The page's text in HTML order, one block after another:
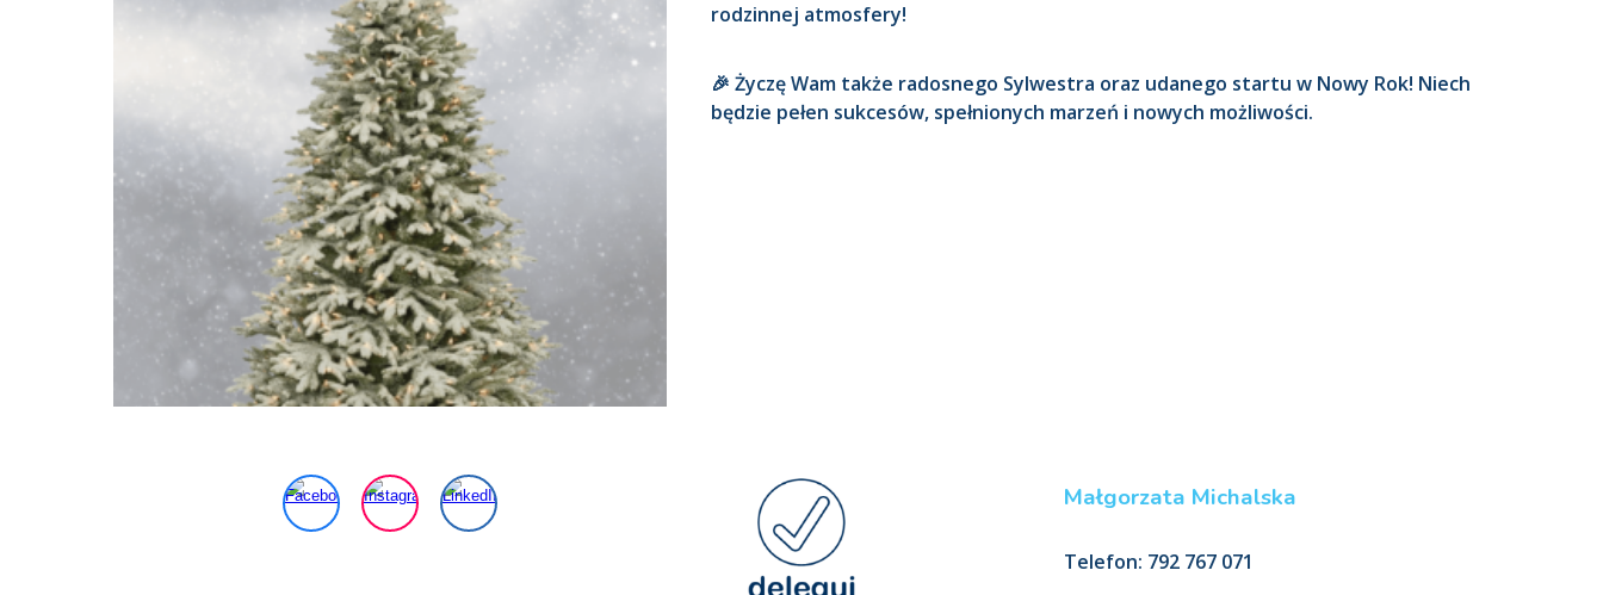
rodzinnej atmosfery!
🎉 Życzę Wam także radosnego Sylwestra oraz udanego startu w Nowy Rok! Niech
będzie pełen sukcesów, spełnionych marzeń i nowych możliwości.
Małgorzata Michalska
Telefon: 792 767 071